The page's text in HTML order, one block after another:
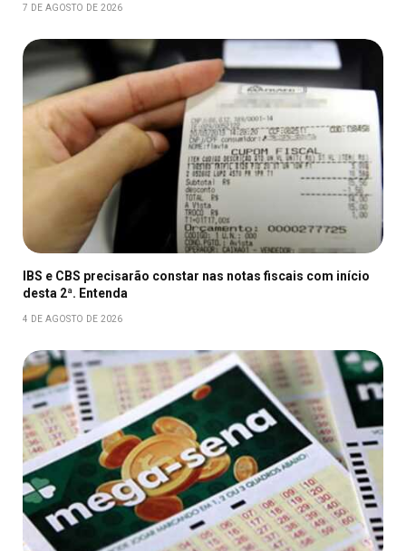
7 DE AGOSTO DE 2026
IBS e CBS precisarão constar nas notas fiscais com início
desta 2ª. Entenda
4 DE AGOSTO DE 2026